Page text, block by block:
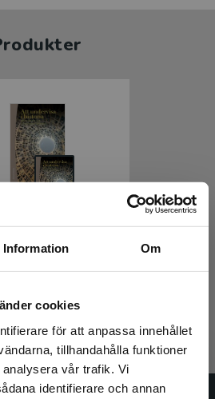
Information Om
cookies
för att anpassa innehållet
tillhandahålla funktioner
vår trafik. Vi
identifierare och annan
fraktregion
inkl. moms